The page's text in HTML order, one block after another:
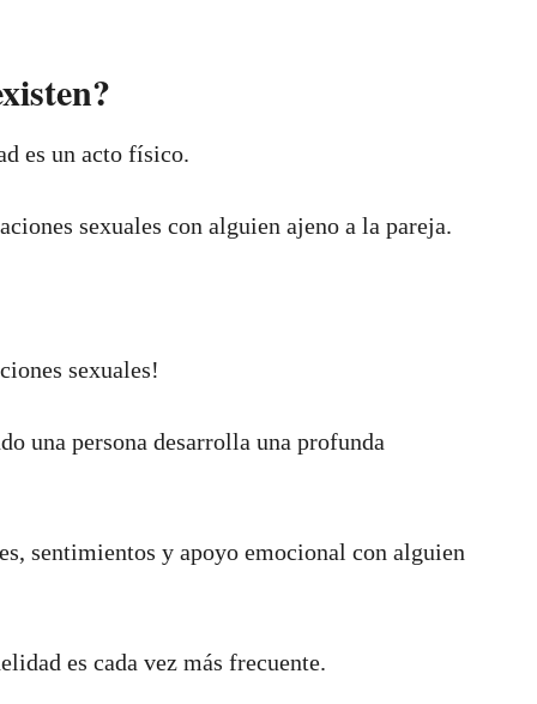
es un acto físico.
sexuales con alguien ajeno a la pareja.
sexuales!
una persona desarrolla una profunda
sentimientos y apoyo emocional con alguien
es cada vez más frecuente.